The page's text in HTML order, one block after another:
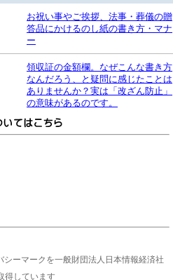
お祝い事やご挨拶、法事・葬儀の贈
答品にかけるのし紙の書き方・マナ
ー
領収証の金額欄。なぜこんな書き方
なんだろう、と疑問に感じたことは
ありませんか？実は「改ざん防止」
の意味があるのです。
シーマークを一般財団法人日本情報経済社
得しています